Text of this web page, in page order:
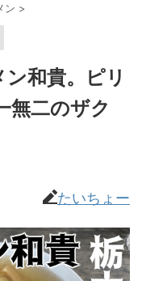
ン >
ン和貴。ピリ
無二のザク
たいちょー